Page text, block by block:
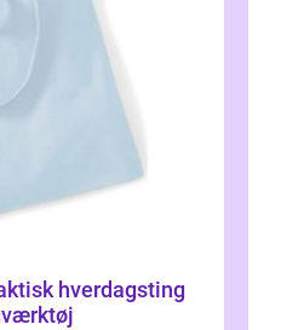
hverdagsting